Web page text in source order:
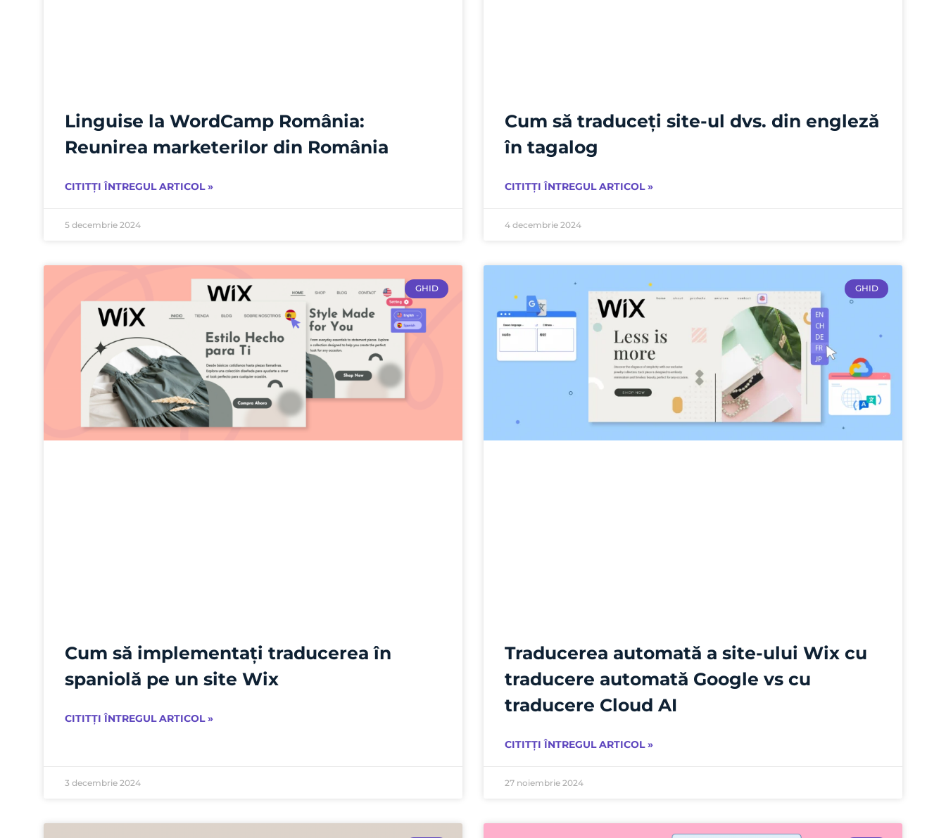
Linguise la WordCamp România:
Reunirea marketerilor din România
CITITȚI ÎNTREGUL ARTICOL »
5 decembrie 2024
Cum să traduceți site-ul dvs. din engleză
în tagalog
CITITȚI ÎNTREGUL ARTICOL »
4 decembrie 2024
GHID
Cum să implementați traducerea în
spaniolă pe un site Wix
CITITȚI ÎNTREGUL ARTICOL »
3 decembrie 2024
GHID
Traducerea automată a site-ului Wix cu
traducere automată Google vs cu
traducere Cloud AI
CITITȚI ÎNTREGUL ARTICOL »
27 noiembrie 2024